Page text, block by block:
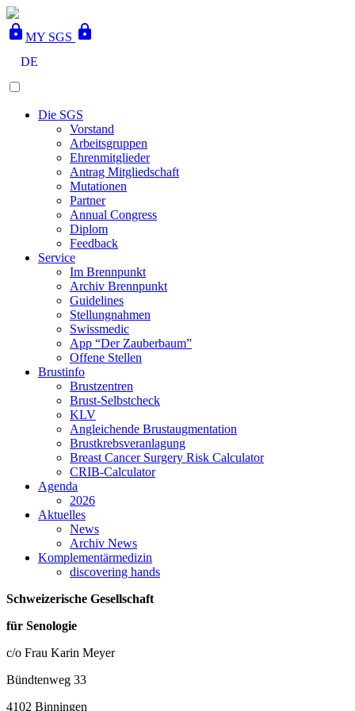
lock MY SGS lock
DE
Die SGS
Vorstand
Arbeitsgruppen
Ehrenmitglieder
Antrag Mitgliedschaft
Mutationen
Partner
Annual Congress
Diplom
Feedback
Service
Im Brennpunkt
Archiv Brennpunkt
Guidelines
Stellungnahmen
Swissmedic
App “Der Zauberbaum”
Offene Stellen
Brustinfo
Brustzentren
Brust-Selbstcheck
KLV
Angleichende Brustaugmentation
Brustkrebsveranlagung
Breast Cancer Surgery Risk Calculator
CRIB-Calculator
Agenda
2026
Aktuelles
News
Archiv News
Komplementärmedizin
discovering hands
Schweizerische Gesellschaft
für Senologie
c/o Frau Karin Meyer
Bündtenweg 33
4102 Binningen